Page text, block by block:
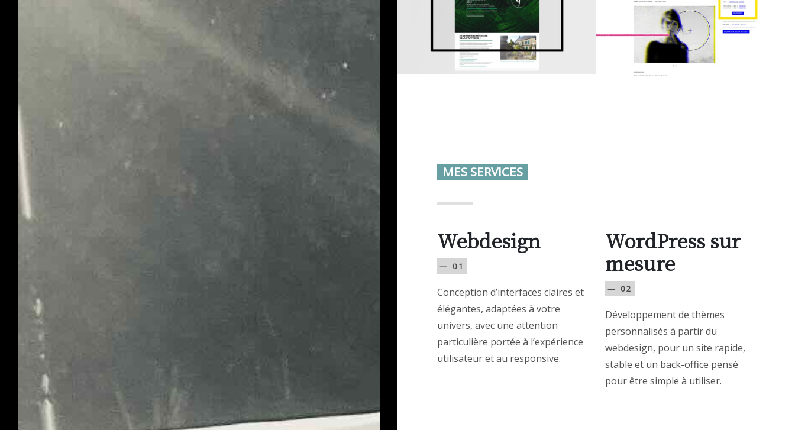
MES SERVICES
Webdesign
— 01
Conception d’interfaces claires et
élégantes, adaptées à votre
univers, avec une attention
particulière portée à l’expérience
utilisateur et au responsive.
WordPress sur
mesure
— 02
Développement de thèmes
personnalisés à partir du
webdesign, pour un site rapide,
stable et un back-office pensé
pour être simple à utiliser.